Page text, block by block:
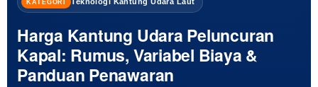
KATEGORI
Harga Kantung Udara Peluncuran
Kapal: Rumus, Variabel Biaya &
Panduan Penawaran